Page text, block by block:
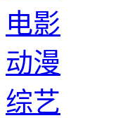
电影
动漫
综艺